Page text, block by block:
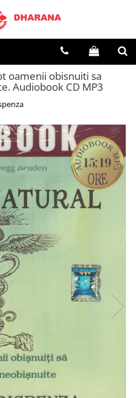
oamenii obisnuiti sa
Audiobook CD MP3